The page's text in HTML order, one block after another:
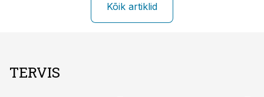
Kõik artiklid
TERVIS